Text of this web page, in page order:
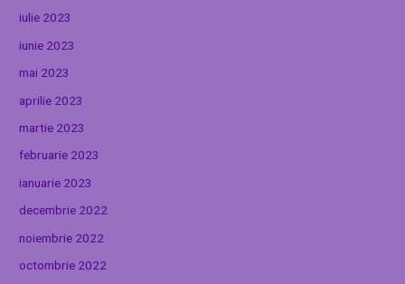
iulie 2023
iunie 2023
mai 2023
aprilie 2023
martie 2023
februarie 2023
ianuarie 2023
decembrie 2022
noiembrie 2022
octombrie 2022